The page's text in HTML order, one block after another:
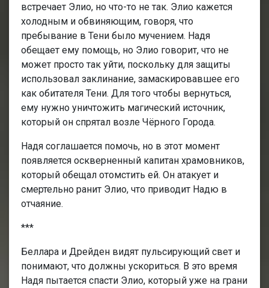
встречает Элио, но что-то не так. Элио кажется
холодным и обвиняющим, говоря, что
пребывание в Тени было мучением. Надя
обещает ему помощь, но Элио говорит, что не
может просто так уйти, поскольку для защиты
использовал заклинание, замаскировавшее его
как обитателя Тени. Для того чтобы вернуться,
ему нужно уничтожить магический источник,
который он спрятал возле Чёрного Города.
Надя соглашается помочь, но в этот момент
появляется оскверненный капитан храмовников,
который обещал отомстить ей. Он атакует и
смертельно ранит Элио, что приводит Надю в
отчаяние.
***
Беллара и Дрейден видят пульсирующий свет и
понимают, что должны ускориться. В это время
Надя пытается спасти Элио, который уже на грани